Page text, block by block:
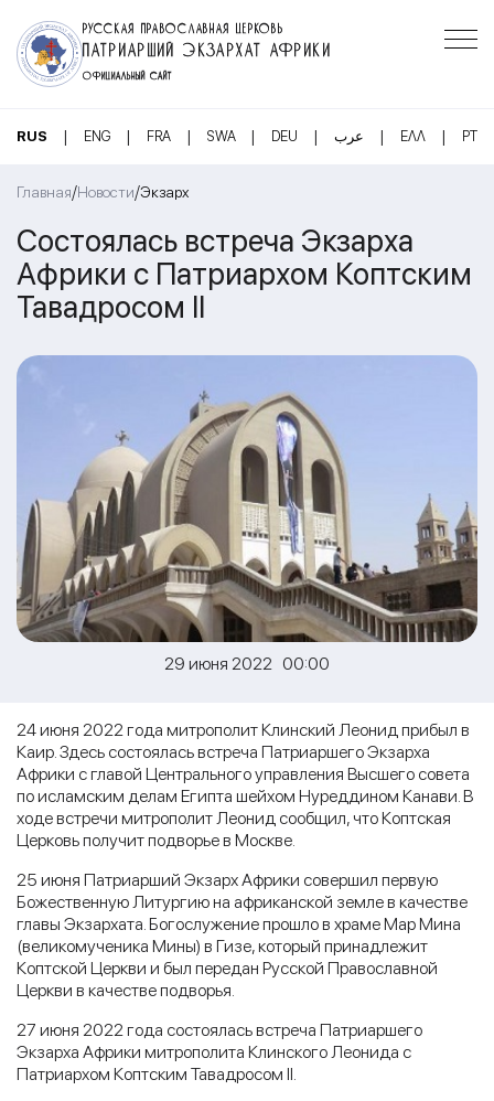
РУССКАЯ ПРАВОСЛАВНАЯ ЦЕРКОВЬ
ПАТРИАРШИЙ ЭКЗАРХАТ АФРИКИ
ОФИЦИАЛЬНЫЙ САЙТ
RUS | ENG | FRA | SWA | DEU | عرب | ΕΛΛ | PT
Главная/Новости/Экзарх
Состоялась встреча Экзарха
Африки с Патриархом Коптским
Тавадросом II
29 июня 2022 00:00
24 июня 2022 года митрополит Клинский Леонид прибыл в
Каир. Здесь состоялась встреча Патриаршего Экзарха
Африки с главой Центрального управления Высшего совета
по исламским делам Египта шейхом Нуреддином Канави. В
ходе встречи митрополит Леонид сообщил, что Коптская
Церковь получит подворье в Москве.
25 июня Патриарший Экзарх Африки совершил первую
Божественную Литургию на африканской земле в качестве
главы Экзархата. Богослужение прошло в храме Мар Мина
(великомученика Мины) в Гизе, который принадлежит
Коптской Церкви и был передан Русской Православной
Церкви в качестве подворья.
27 июня 2022 года состоялась встреча Патриаршего
Экзарха Африки митрополита Клинского Леонида с
Патриархом Коптским Тавадросом II.